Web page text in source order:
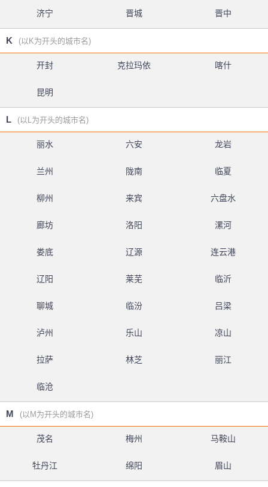
济宁 晋城 晋中
K (以K为开头的城市名)
开封 克拉玛依 喀什
昆明
L (以L为开头的城市名)
丽水 六安 龙岩
兰州 陇南 临夏
柳州 来宾 六盘水
廊坊 洛阳 漯河
娄底 辽源 连云港
辽阳 莱芜 临沂
聊城 临汾 吕梁
泸州 乐山 凉山
拉萨 林芝 丽江
临沧
M (以M为开头的城市名)
茂名 梅州 马鞍山
牡丹江 绵阳 眉山